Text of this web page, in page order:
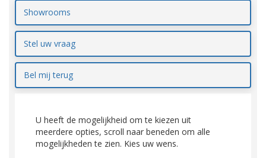
Showrooms
Stel uw vraag
Bel mij terug
U heeft de mogelijkheid om te kiezen uit
meerdere opties, scroll naar beneden om alle
mogelijkheden te zien. Kies uw wens.